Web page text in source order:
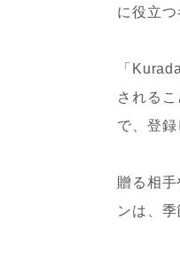
に役立つ
「
される
で、登録
贈る相
ンは、